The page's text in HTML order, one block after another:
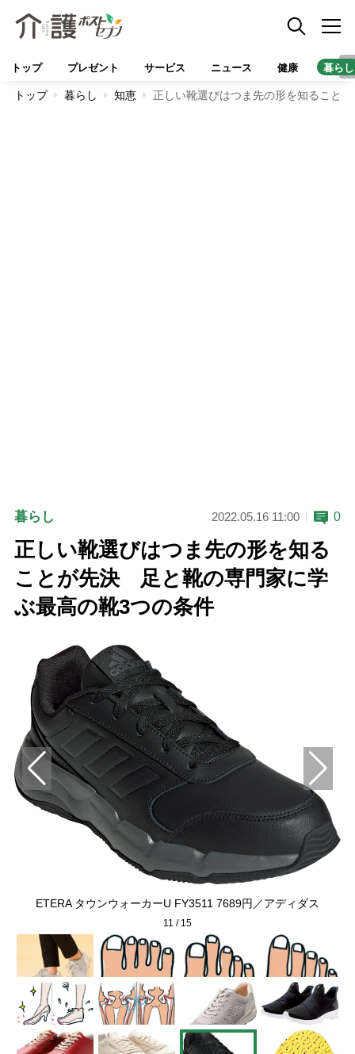
トップ プレゼント サービス ニュース 健康 暮らし
トップ 暮らし 知恵 正しい靴選びはつま先の形を知ること
暮らし 2022.05.16 11:00 0
正しい靴選びはつま先の形を知る
ことが先決 足と靴の専門家に学
ぶ最高の靴3つの条件
ETERA タウンウォーカーU FY3511 7689円／アディダス
11 / 15